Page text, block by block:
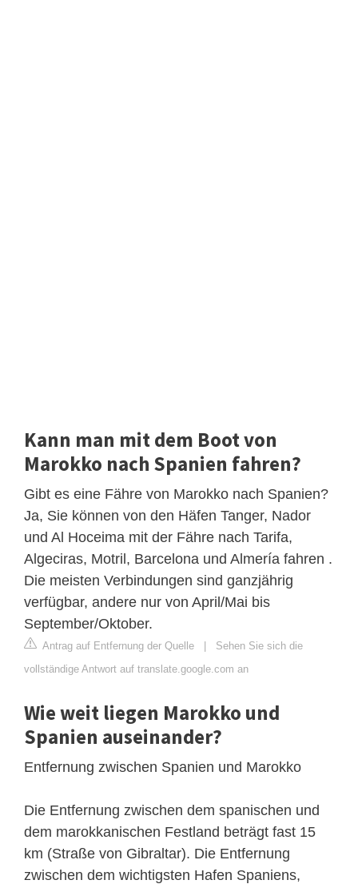
Kann man mit dem Boot von
Marokko nach Spanien fahren?
Gibt es eine Fähre von Marokko nach Spanien?
Ja, Sie können von den Häfen Tanger, Nador
und Al Hoceima mit der Fähre nach Tarifa,
Algeciras, Motril, Barcelona und Almería fahren .
Die meisten Verbindungen sind ganzjährig
verfügbar, andere nur von April/Mai bis
September/Oktober.
Antrag auf Entfernung der Quelle | Sehen Sie sich die
vollständige Antwort auf translate.google.com an
Wie weit liegen Marokko und
Spanien auseinander?
Entfernung zwischen Spanien und Marokko
Die Entfernung zwischen dem spanischen und
dem marokkanischen Festland beträgt fast 15
km (Straße von Gibraltar). Die Entfernung
zwischen dem wichtigsten Hafen Spaniens,